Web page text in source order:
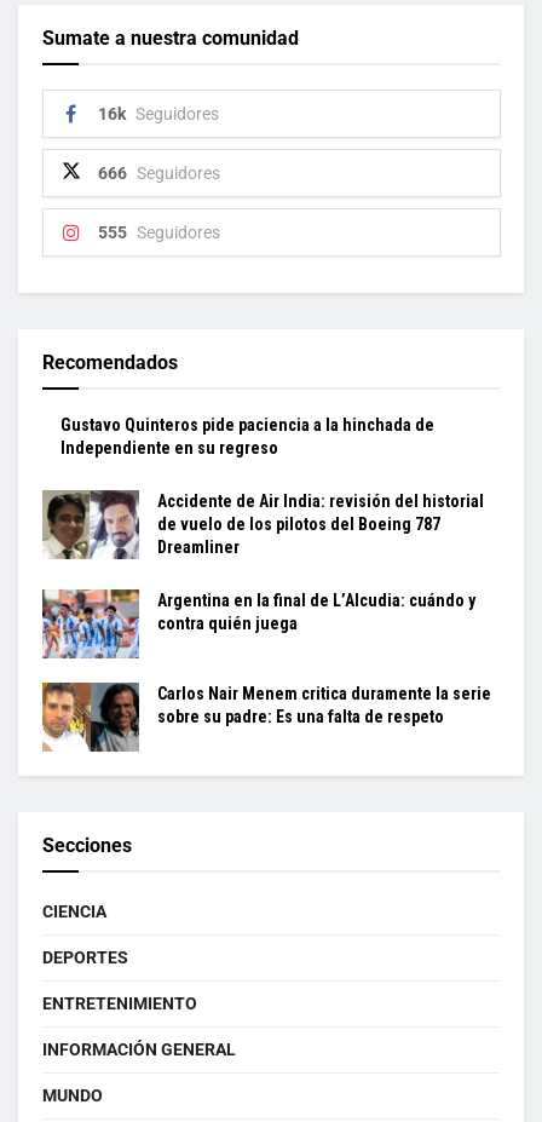
Sumate a nuestra comunidad
16k Seguidores
666 Seguidores
555 Seguidores
Recomendados
Gustavo Quinteros pide paciencia a la hinchada de
Independiente en su regreso
Accidente de Air India: revisión del historial
de vuelo de los pilotos del Boeing 787
Dreamliner
Argentina en la final de L’Alcudia: cuándo y
contra quién juega
Carlos Nair Menem critica duramente la serie
sobre su padre: Es una falta de respeto
Secciones
CIENCIA
DEPORTES
ENTRETENIMIENTO
INFORMACIÓN GENERAL
MUNDO